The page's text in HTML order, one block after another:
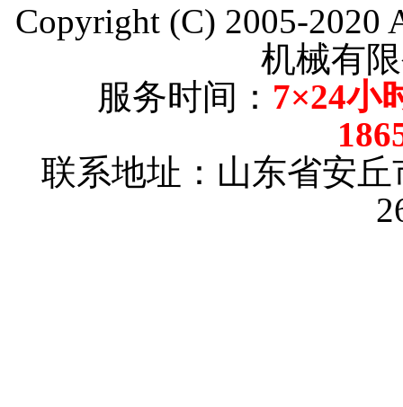
Copyright (C) 2005-2020
机械有
服务时间： 7×24小
联系地址：山东省安